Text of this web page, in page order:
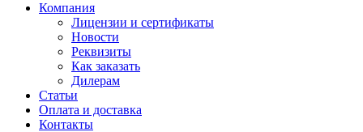
Компания
Лицензии и сертификаты
Новости
Реквизиты
Как заказать
Дилерам
Статьи
Оплата и доставка
Контакты